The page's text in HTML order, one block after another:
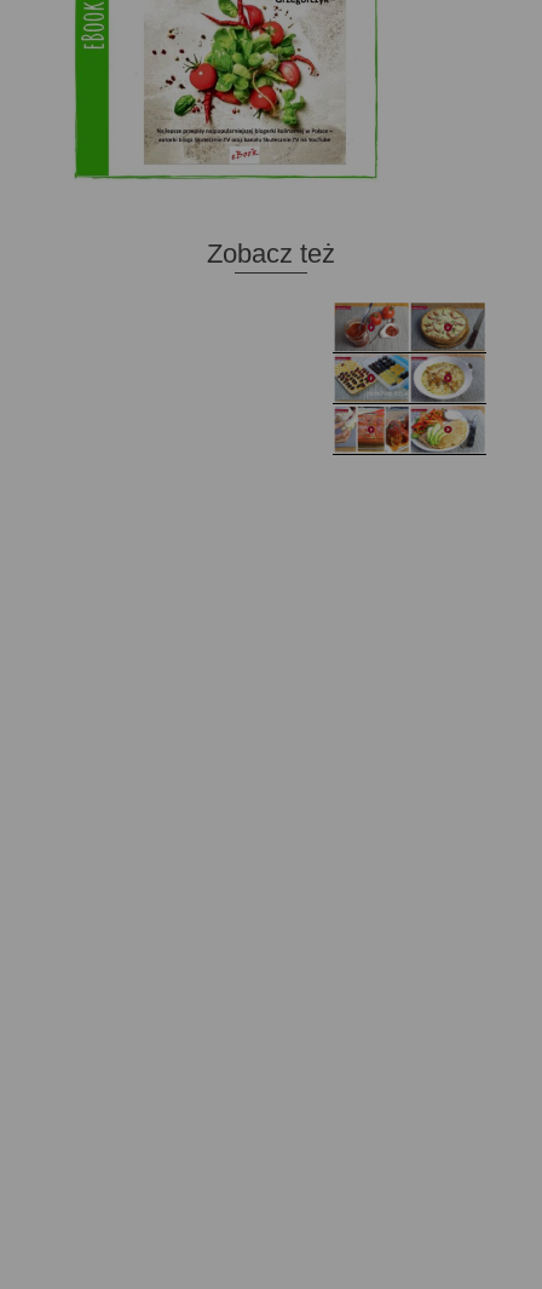
Zobacz też
Domowy ketchup (bez
cukru)
Tarta francuska z
cebulą i pomidorem
Domowe żelki
Zupa kurkowa z
selerem i pietruszką